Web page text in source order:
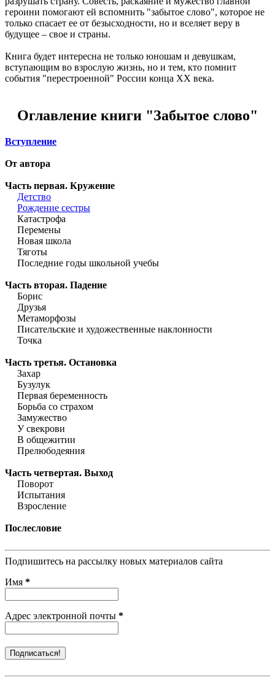
героини помогают ей вспомнить "забытое слово", которое не
только спасает ее от безысходности, но и вселяет веру в
будущее – свое и страны.
Книга будет интересна не только юношам и девушкам,
вступающим во взрослую жизнь, но и тем, кто помнит
события "перестроенной" России конца XX века.
Оглавление книги "Забытое слово"
Вступление
От автора
Часть первая. Кружение
Детство
Рождение сестры
Катастрофа
Перемены
Новая школа
Тяготы
Последние годы школьной учебы
Часть вторая. Падение
Борис
Друзья
Метаморфозы
Писательские и художественные наклонности
Точка
Часть третья. Остановка
Захар
Бузулук
Первая беременность
Борьба со страхом
Замужество
У свекрови
В общежитии
Прелюбодеяния
Часть четвертая. Выход
Поворот
Испытания
Взросление
Послесловие
Подпишитесь на рассылку новых материалов сайта
Имя *
Адрес электронной почты *